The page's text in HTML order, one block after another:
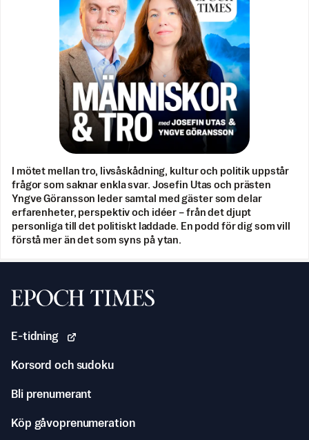
I mötet mellan tro, livsåskådning, kultur och politik uppstår
frågor som saknar enkla svar. Josefin Utas och prästen
Yngve Göransson leder samtal med gäster som delar
erfarenheter, perspektiv och idéer – från det djupt
personliga till det politiskt laddade. En podd för dig som vill
förstå mer än det som syns på ytan.
Svenska Epoch Times
E-tidning
Korsord och sudoku
Bli prenumerant
Köp gåvoprenumeration